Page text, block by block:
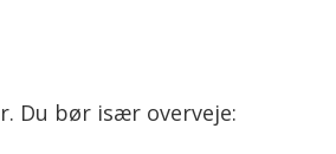
Du bør især overveje: